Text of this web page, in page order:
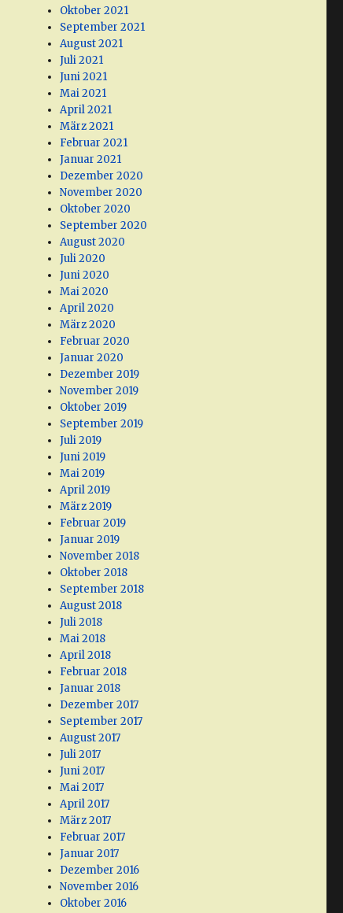
Oktober 2021
September 2021
August 2021
Juli 2021
Juni 2021
Mai 2021
April 2021
März 2021
Februar 2021
Januar 2021
Dezember 2020
November 2020
Oktober 2020
September 2020
August 2020
Juli 2020
Juni 2020
Mai 2020
April 2020
März 2020
Februar 2020
Januar 2020
Dezember 2019
November 2019
Oktober 2019
September 2019
Juli 2019
Juni 2019
Mai 2019
April 2019
März 2019
Februar 2019
Januar 2019
November 2018
Oktober 2018
September 2018
August 2018
Juli 2018
Mai 2018
April 2018
Februar 2018
Januar 2018
Dezember 2017
September 2017
August 2017
Juli 2017
Juni 2017
Mai 2017
April 2017
März 2017
Februar 2017
Januar 2017
Dezember 2016
November 2016
Oktober 2016